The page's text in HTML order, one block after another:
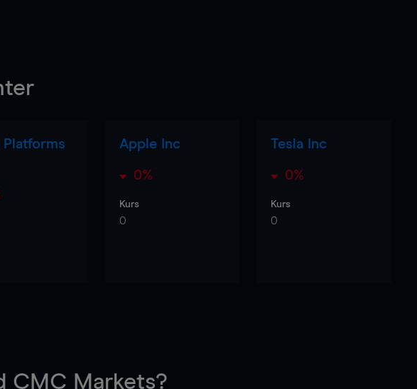
Platforms
Apple Inc
0%
Kurs
0
Tesla Inc
0%
Kurs
0
CMC Markets?